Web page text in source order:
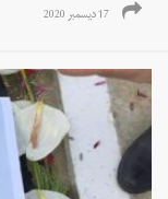
17 ديسمبر 2020